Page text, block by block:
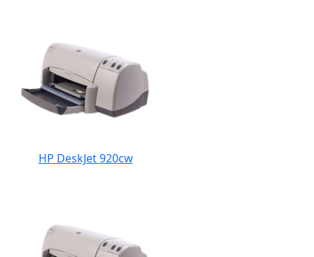
HP DeskJet 920cw